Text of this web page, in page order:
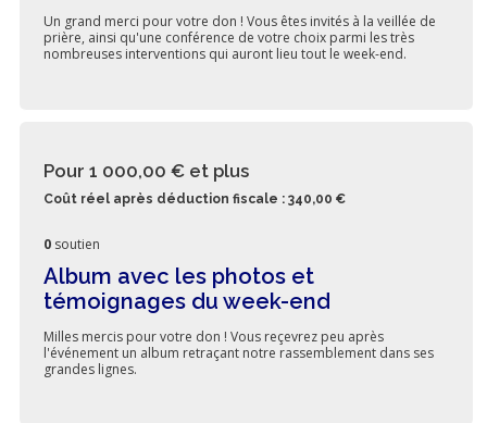
Un grand merci pour votre don ! Vous êtes invités à la veillée de
prière, ainsi qu'une conférence de votre choix parmi les très
nombreuses interventions qui auront lieu tout le week-end.
Pour 1 000,00 € et plus
Coût réel après déduction fiscale : 340,00 €
0 soutien
Album avec les photos et
témoignages du week-end
Milles mercis pour votre don ! Vous reçevrez peu après
l'événement un album retraçant notre rassemblement dans ses
grandes lignes.